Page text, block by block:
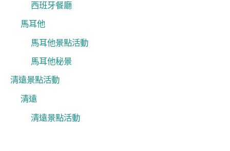
西班牙餐廳
馬耳他
馬耳他景點活動
馬耳他秘景
清遠景點活動
清遠
清遠景點活動